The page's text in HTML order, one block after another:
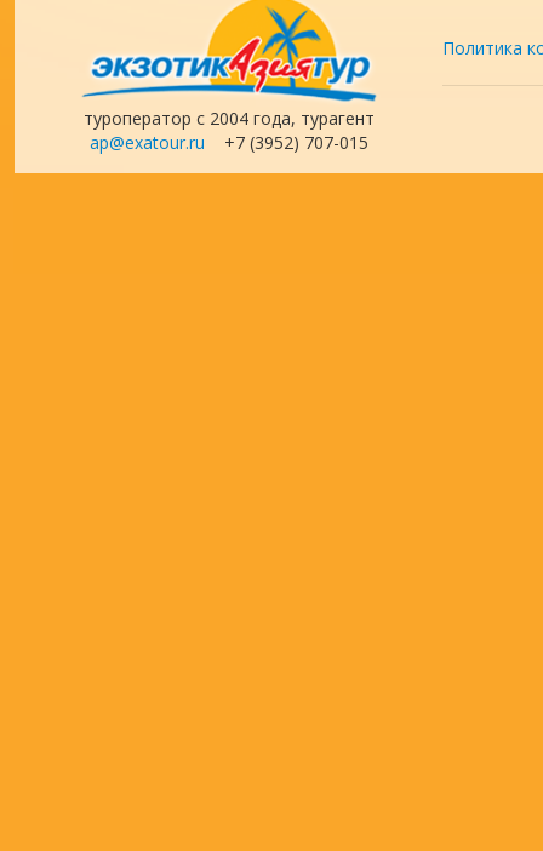
туроператор с 2004 года, турагент
ap@exatour.ru +7 (3952) 707-015
Политика